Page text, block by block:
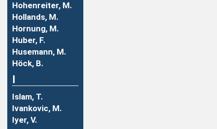
Hohenreiter, M.
Hollands, M.
Hornung, M.
Huber, F.
Husemann, M.
Höck, B.
I
Islam, T.
Ivankovic, M.
Iyer, V.